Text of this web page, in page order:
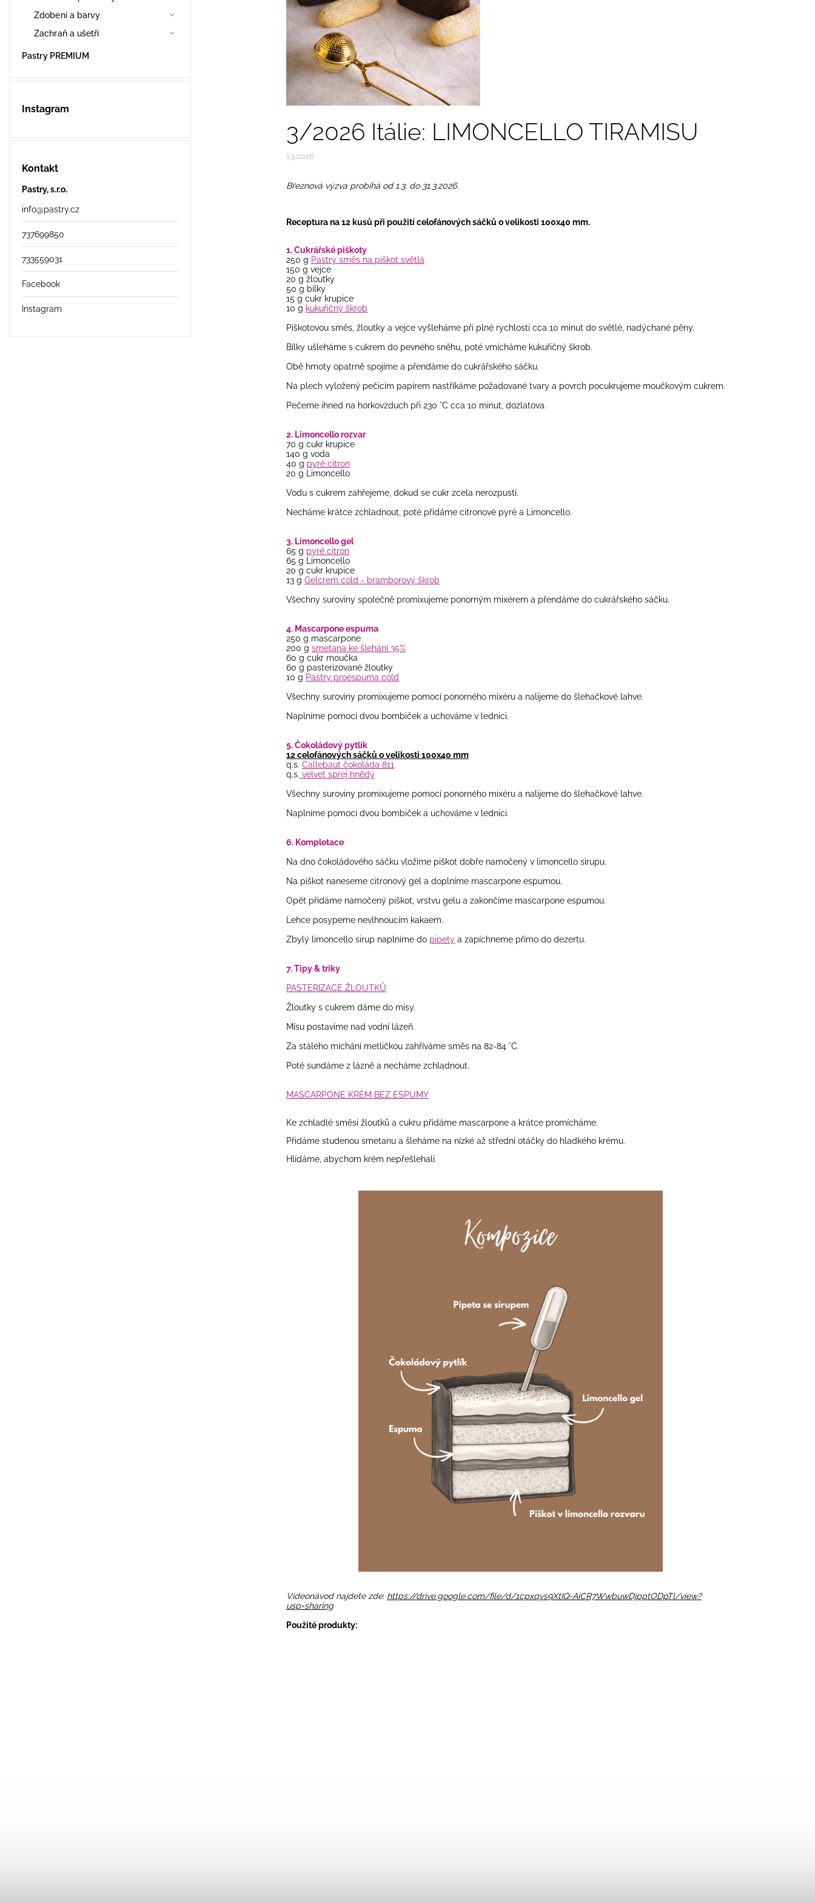
Zdobení a barvy
Zachraň a ušetři
Pastry PREMIUM
Instagram
Kontakt
Pastry, s.r.o.
info@pastry.cz
737699850
733559031
Facebook
Instagram
3/2026 Itálie: LIMONCELLO TIRAMISU
1.3.2026
Březnová výzva probíhá od 1.3. do 31.3.2026.
Receptura na 12 kusů při použití celofánových sáčků o velikosti 100x40 mm.
1. Cukrářské piškoty
250 g Pastry směs na piškot světlá
150 g vejce
20 g žloutky
50 g bílky
15 g cukr krupice
10 g kukuřičný škrob
Piškotovou směs, žloutky a vejce vyšleháme při plné rychlosti cca 10 minut do světlé, nadýchané pěny.
Bílky ušleháme s cukrem do pevného sněhu, poté vmícháme kukuřičný škrob.
Obě hmoty opatrně spojíme a přendáme do cukrářského sáčku.
Na plech vyložený pečicím papírem nastříkáme požadované tvary a povrch pocukrujeme moučkovým cukrem.
Pečeme ihned na horkovzduch při 230 °C cca 10 minut, dozlatova.
2. Limoncello rozvar
70 g cukr krupice
140 g voda
40 g pyré citron
20 g Limoncello
Vodu s cukrem zahřejeme, dokud se cukr zcela nerozpustí.
Necháme krátce zchladnout, poté přidáme citronové pyré a Limoncello.
3. Limoncello gel
65 g pyré citron
65 g Limoncello
20 g cukr krupice
13 g Gelcrem cold - bramborový škrob
Všechny suroviny společně promixujeme ponorným mixérem a přendáme do cukrářského sáčku.
4. Mascarpone espuma
250 g mascarpone
200 g smetana ke šlehání 35%
60 g cukr moučka
60 g pasterizované žloutky
10 g Pastry proespuma cold
Všechny suroviny promixujeme pomocí ponorného mixéru a nalijeme do šlehačkové lahve.
Naplníme pomocí dvou bombiček a uchováme v lednici.
5. Čokoládový pytlík
12 celofánových sáčků o velikosti 100x40 mm
q.s. Callebaut čokoláda 811
q.s. velvet sprej hnědý
Všechny suroviny promixujeme pomocí ponorného mixéru a nalijeme do šlehačkové lahve.
Naplníme pomocí dvou bombiček a uchováme v lednici.
6. Kompletace
Na dno čokoládového sáčku vložíme piškot dobře namočený v limoncello sirupu.
Na piškot naneseme citronový gel a doplníme mascarpone espumou.
Opět přidáme namočený piškot, vrstvu gelu a zakončíme mascarpone espumou.
Lehce posypeme nevlhnoucím kakaem.
Zbylý limoncello sirup naplníme do pipety a zapíchneme přímo do dezertu.
7. Tipy & triky
PASTERIZACE ŽLOUTKŮ
Žloutky s cukrem dáme do mísy.
Mísu postavíme nad vodní lázeň.
Za stálého míchání metličkou zahříváme směs na 82-84 °C.
Poté sundáme z lázně a necháme zchladnout.
MASCARPONE KRÉM BEZ ESPUMY
Ke zchladlé směsi žloutků a cukru přidáme mascarpone a krátce promícháme.
Přidáme studenou smetanu a šleháme na nízké až střední otáčky do hladkého krému.
Hlídáme, abychom krém nepřešlehali.
Videonávod najdete zde: https://drive.google.com/file/d/1cpxqvs9XtIQ-AiCR7WwbuwDjpptODpTl/view?
usp=sharing
Použité produkty: